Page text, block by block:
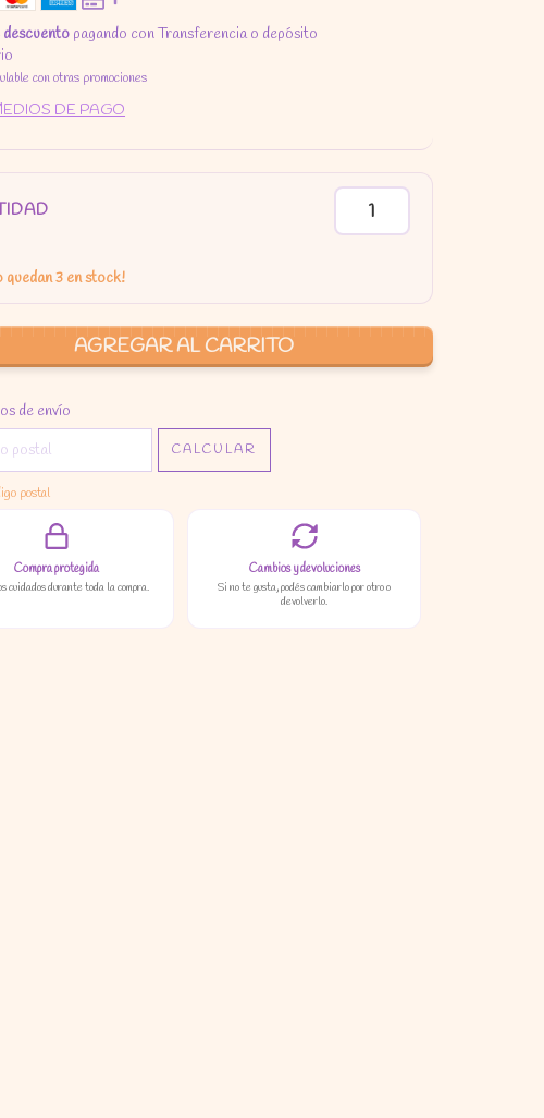
descuento pagando con Transferencia o depósito
con otras promociones
DE PAGO
quedan3en stock!
el CP:
de envío
CALCULAR
postal
Compra protegida
cuidados durante toda la compra.
Cambios y devoluciones
Si no te gusta, podés cambiarlo por otro o
devolverlo.